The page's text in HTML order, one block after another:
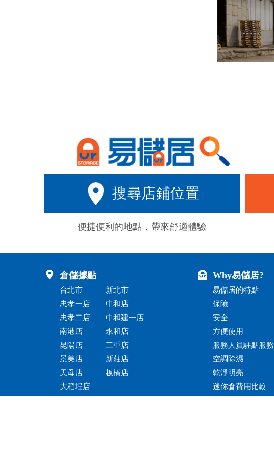
搜尋店鋪位置
便捷便利的地點，帶來舒適體驗
倉儲據點
台北市
忠孝一店
忠孝二店
南港店
昆陽店
景美店
天母店
大稻埕店
新北市
中和店
中和建一店
永和店
三重店
新莊店
板橋店
Why易儲居?
易儲居的特點
保險
安全
方便使用
服務人員駐點服務
空調除濕
乾淨明亮
迷你倉費用比較